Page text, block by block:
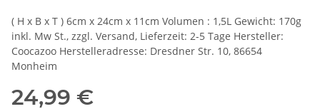
( H x B x T ) 6cm x 24cm x 11cm Volumen : 1,5L Gewicht: 170g
inkl. Mw St., zzgl. Versand, Lieferzeit: 2-5 Tage Hersteller:
Coocazoo Herstelleradresse: Dresdner Str. 10, 86654
Monheim
24,99 €